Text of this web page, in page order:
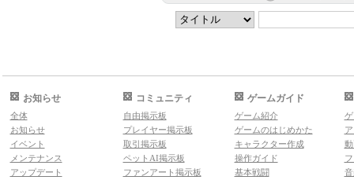
お知らせ
全体
お知らせ
イベント
メンテナンス
アップデート
コミュニティ
自由掲示板
プレイヤー掲示板
取引掲示板
ペットAI掲示板
ファンアート掲示板
ゲームガイド
ゲーム紹介
ゲームのはじめかた
キャラクター作成
操作ガイド
基本戦闘